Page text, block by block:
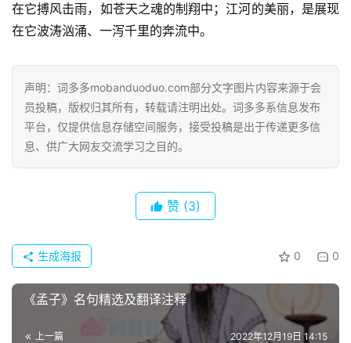
首
在它搏风击雨，如苍天之魂的制翔中；江河的美丽，是展现
在它波涛汹涌、一泻千里的奔流中。
声明：词多多mobanduoduo.com部分文字图片内容来源于会
员投稿，版权归其所有，转载请注明出处。词多多系信息发布
平台，仅提供信息存储空间服务，接受投稿是出于传递更多信
息、供广大网友交流学习之目的。
赞 (3)
0 0
生成海报
《孟子》名句精选及翻译注释
上一篇 2022年12月19日 14:15